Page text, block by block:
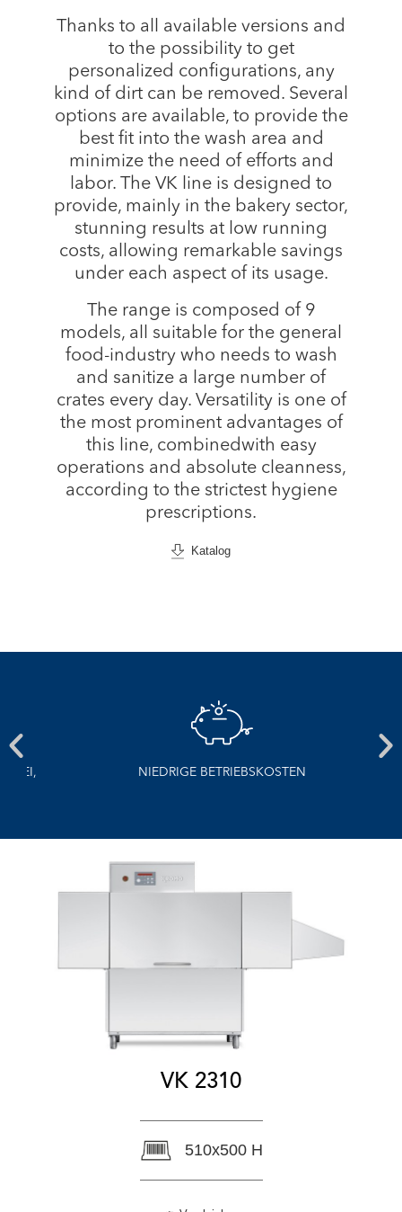
Thanks to all available versions and
to the possibility to get
personalized configurations, any
kind of dirt can be removed. Several
options are available, to provide the
best fit into the wash area and
minimize the need of efforts and
labor. The VK line is designed to
provide, mainly in the bakery sector,
stunning results at low running
costs, allowing remarkable savings
under each aspect of its usage.
The range is composed of 9
models, all suitable for the general
food-industry who needs to wash
and sanitize a large number of
crates every day. Versatility is one of
the most prominent advantages of
this line, combinedwith easy
operations and absolute cleanness,
according to the strictest hygiene
prescriptions.
Katalog
NIEDRIGE BETRIEBSKOSTEN
VK 2310
510x500 H